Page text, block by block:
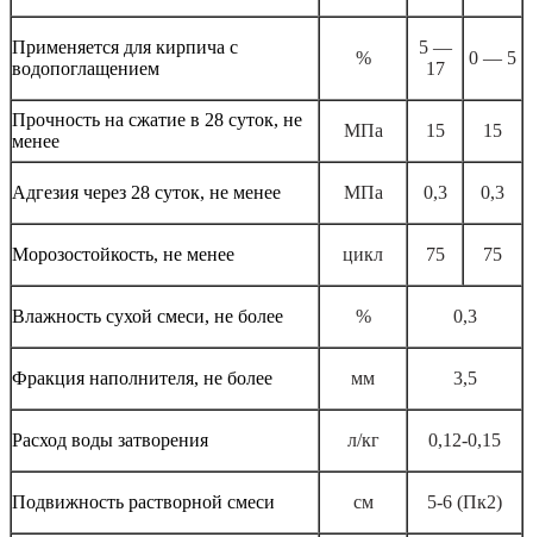
Применяется для кирпича с
водопоглащением
%
5 —
17
0 — 5
Прочность на сжатие в 28 суток, не
менее
МПа 15 15
Адгезия через 28 суток, не менее МПа 0,3 0,3
Морозостойкость, не менее цикл 75 75
Влажность сухой смеси, не более % 0,3
Фракция наполнителя, не более мм 3,5
Расход воды затворения л/кг 0,12-0,15
Подвижность растворной смеси см 5-6 (Пк2)